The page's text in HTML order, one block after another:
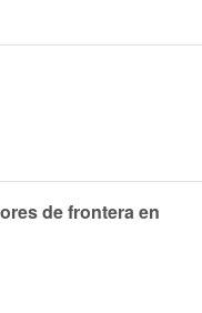
de frontera en